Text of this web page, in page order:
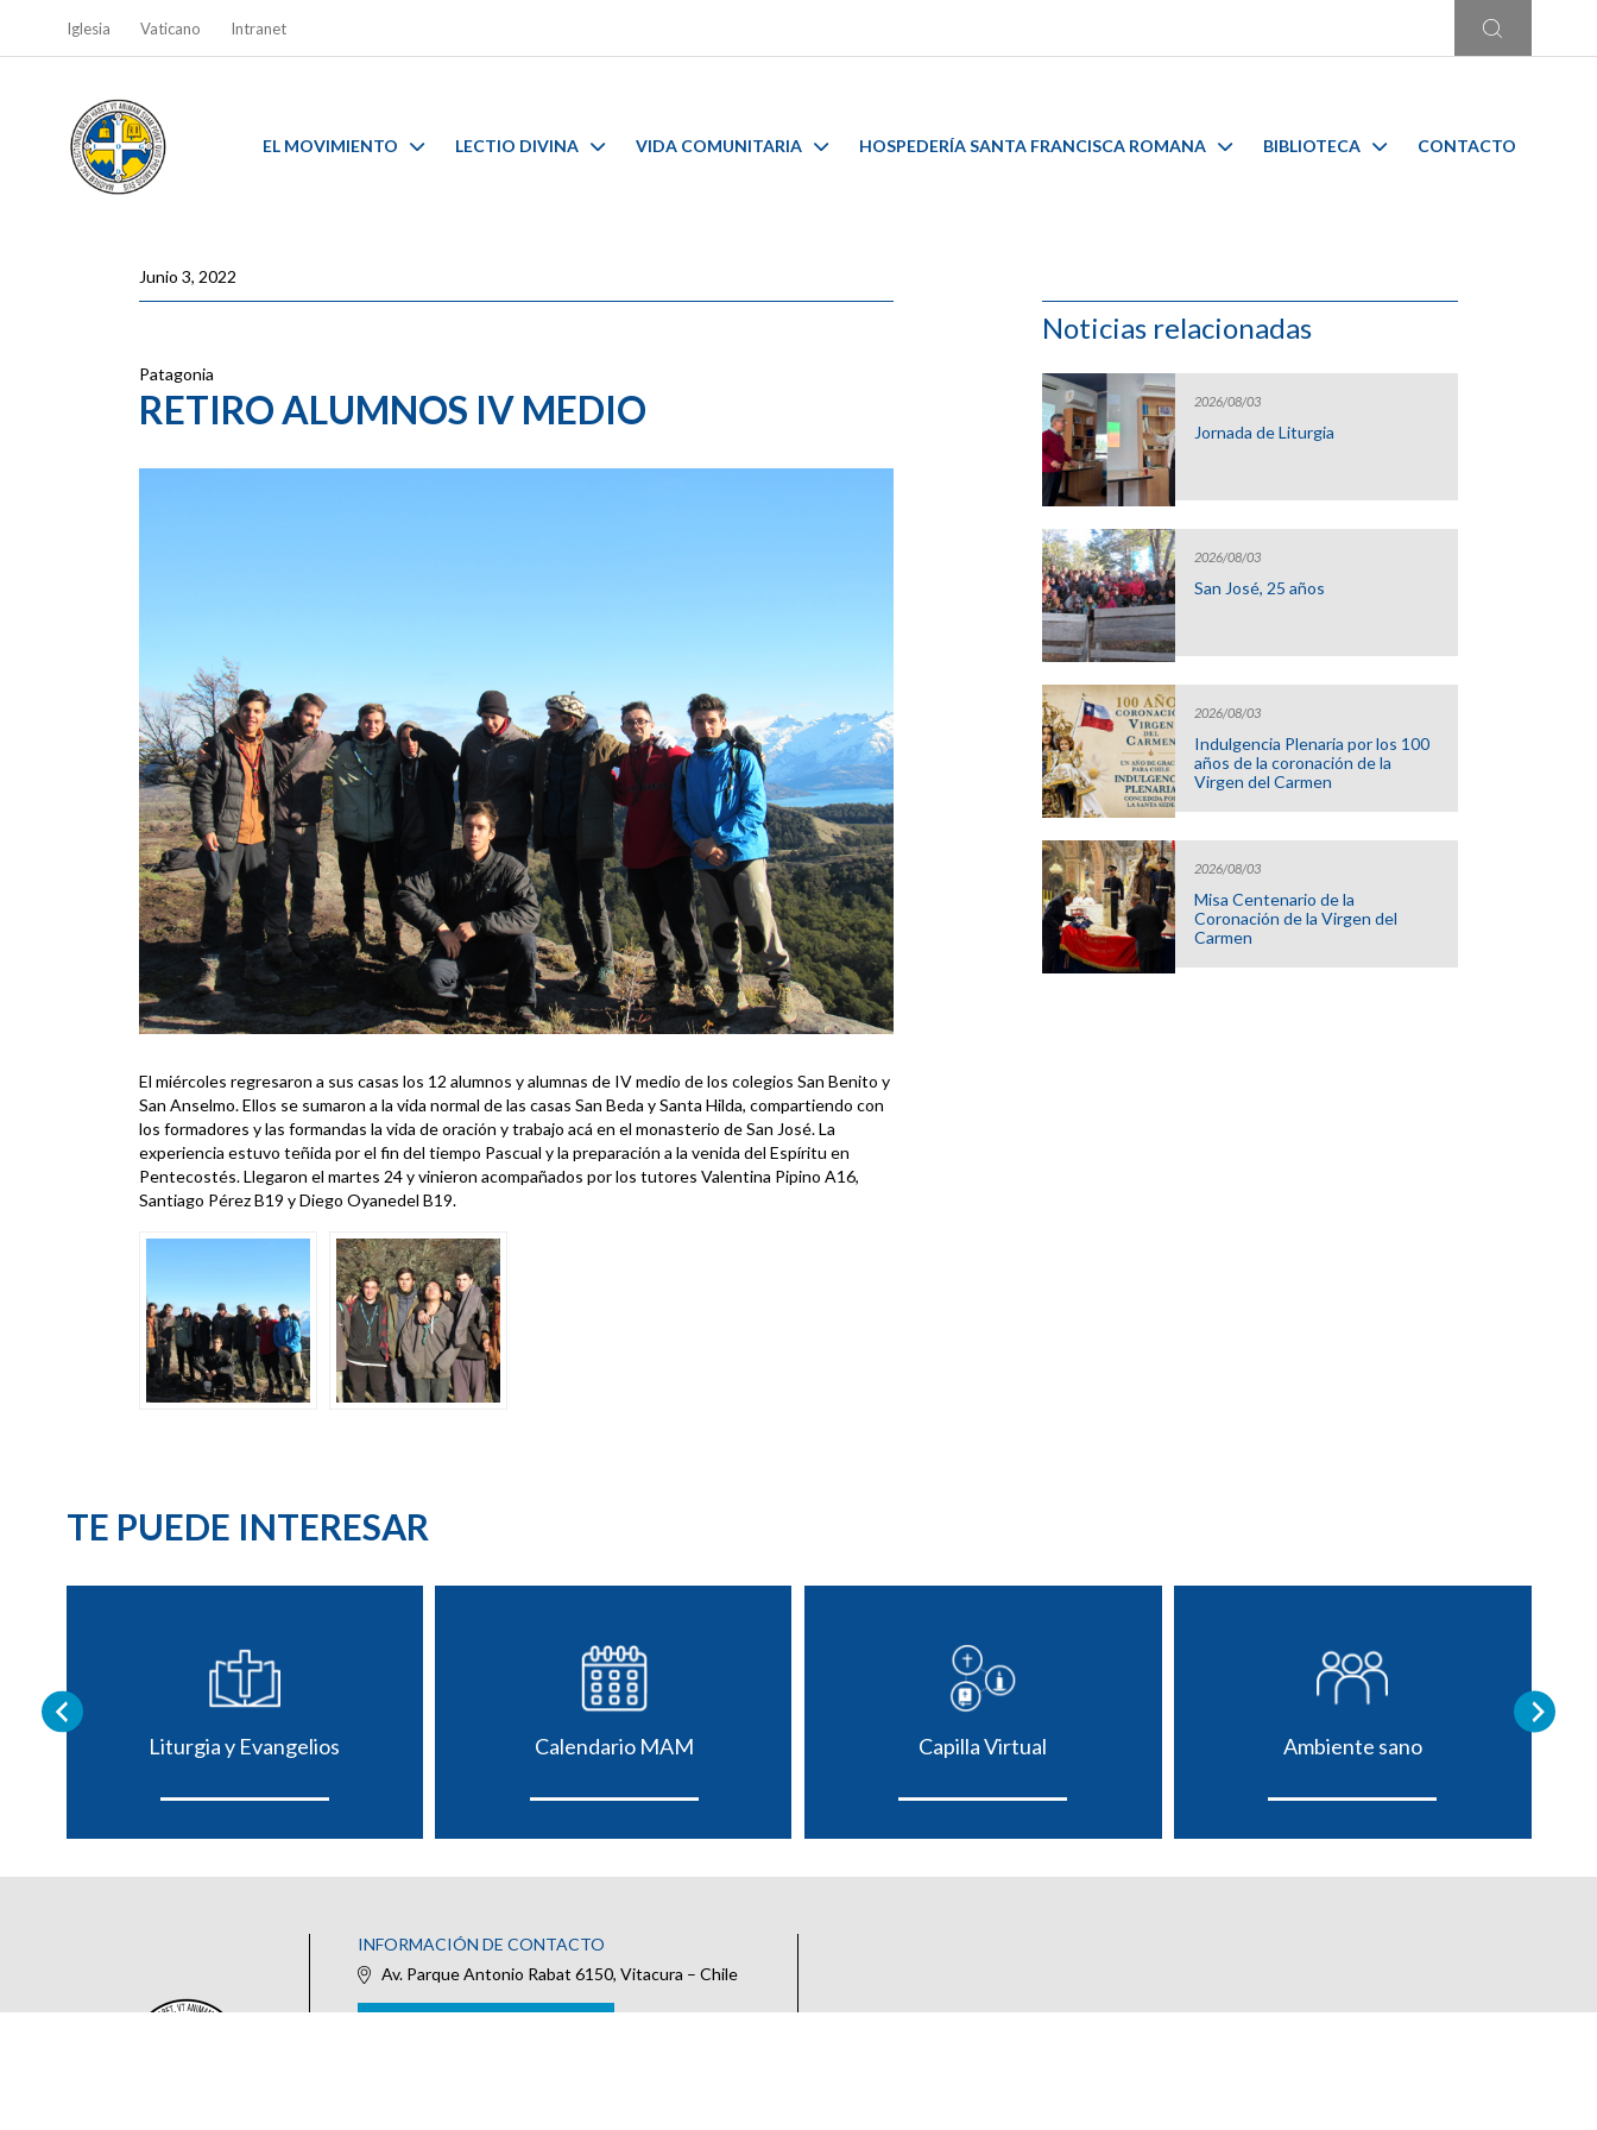
Iglesia Vaticano Intranet
EL MOVIMIENTO LECTIO DIVINA VIDA COMUNITARIA HOSPEDERÍA SANTA FRANCISCA ROMANA BIBLIOTECA CONTACTO
Junio 3, 2022
Patagonia
RETIRO ALUMNOS IV MEDIO
El miércoles regresaron a sus casas los 12 alumnos y alumnas de IV medio de los colegios San Benito y
San Anselmo. Ellos se sumaron a la vida normal de las casas San Beda y Santa Hilda, compartiendo con
los formadores y las formandas la vida de oración y trabajo acá en el monasterio de San José. La
experiencia estuvo teñida por el fin del tiempo Pascual y la preparación a la venida del Espíritu en
Pentecostés. Llegaron el martes 24 y vinieron acompañados por los tutores Valentina Pipino A16,
Santiago Pérez B19 y Diego Oyanedel B19.
Noticias relacionadas
2026/08/03
Jornada de Liturgia
2026/08/03
San José, 25 años
2026/08/03
Indulgencia Plenaria por los 100
años de la coronación de la
Virgen del Carmen
2026/08/03
Misa Centenario de la
Coronación de la Virgen del
Carmen
TE PUEDE INTERESAR
Liturgia y Evangelios Calendario MAM Capilla Virtual Ambiente sano
INFORMACIÓN DE CONTACTO
Av. Parque Antonio Rabat 6150, Vitacura – Chile